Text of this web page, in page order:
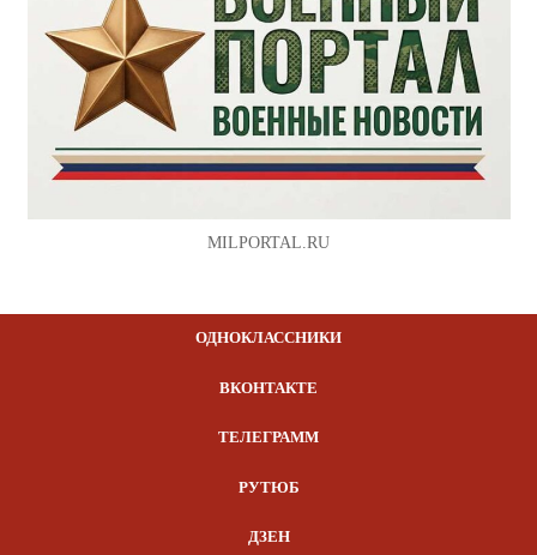
MILPORTAL.RU
ОДНОКЛАССНИКИ
ВКОНТАКТЕ
ТЕЛЕГРАММ
РУТЮБ
ДЗЕН